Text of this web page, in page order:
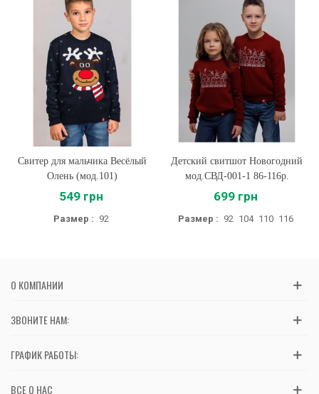
Свитер для мальчика Весёлый
Олень (мод.101)
549 грн
Размер : 92
Детский свитшот Новогодний
мод.СВД-001-1 86-116р.
699 грн
Размер : 92 104 110 116
О КОМПАНИИ
ЗВОНИТЕ НАМ:
ГРАФИК РАБОТЫ:
ВСЕ О НАС